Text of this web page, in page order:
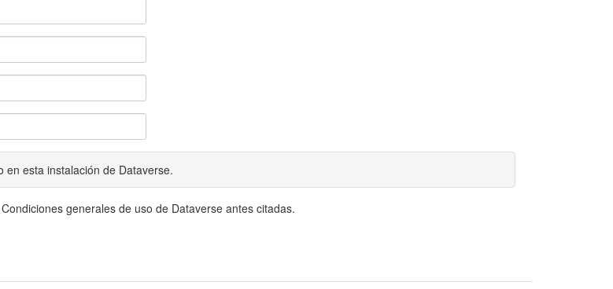
en esta instalación de Dataverse.
generales de uso de Dataverse antes citadas.